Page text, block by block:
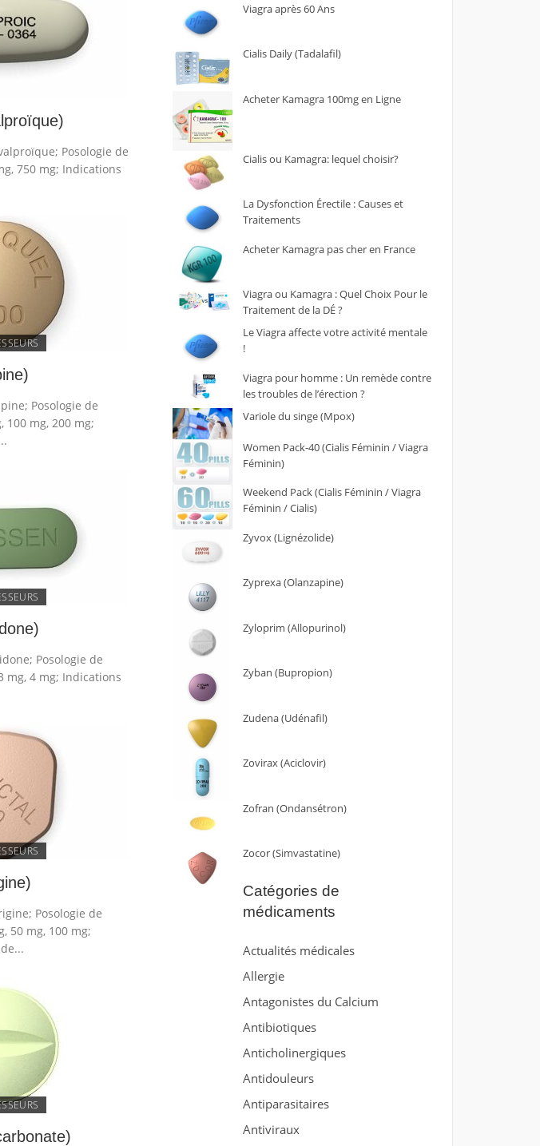
Posologie de
750 mg; Indications
Posologie de
100 mg, 200 mg;
Posologie de
mg, 4 mg; Indications
Posologie de
50 mg, 100 mg;
Viagra après 60 Ans
Cialis Daily (Tadalafil)
Acheter Kamagra 100mg en Ligne
Cialis ou Kamagra: lequel choisir?
La Dysfonction Érectile : Causes et
Traitements
Acheter Kamagra pas cher en France
Viagra ou Kamagra : Quel Choix Pour le
Traitement de la DÉ ?
Le Viagra affecte votre activité mentale
!
Viagra pour homme : Un remède contre
les troubles de l’érection ?
Variole du singe (Mpox)
Women Pack-40 (Cialis Féminin / Viagra
Féminin)
Weekend Pack (Cialis Féminin / Viagra
Féminin / Cialis)
Zyvox (Lignézolide)
Zyprexa (Olanzapine)
Zyloprim (Allopurinol)
Zyban (Bupropion)
Zudena (Udénafil)
Zovirax (Aciclovir)
Zofran (Ondansétron)
Zocor (Simvastatine)
Catégories de
médicaments
Actualités médicales
Allergie
Antagonistes du Calcium
Antibiotiques
Anticholinergiques
Antidouleurs
Antiparasitaires
Antiviraux